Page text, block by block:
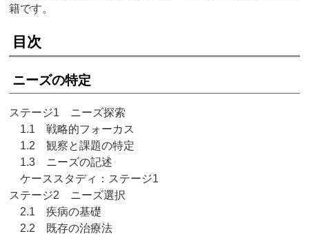
籍です。
目次
ニーズの特定
ステージ1 ニーズ探索
1.1 戦略的フォーカス
1.2 観察と課題の特定
1.3 ニーズの記述
ケーススタディ：ステージ1
ステージ2 ニーズ選択
2.1 疾病の基礎
2.2 既存の治療法